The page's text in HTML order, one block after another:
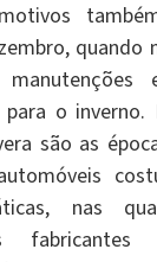
manutenções
para o
são as
nas
fabricantes